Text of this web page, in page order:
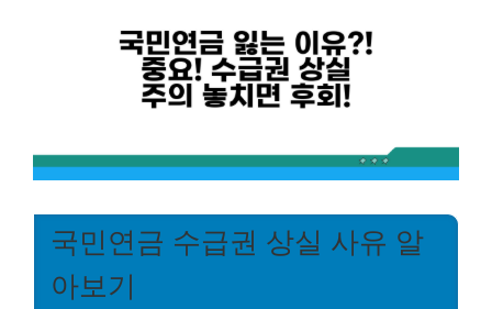
국민연금 수급권 상실 사유 알
아보기